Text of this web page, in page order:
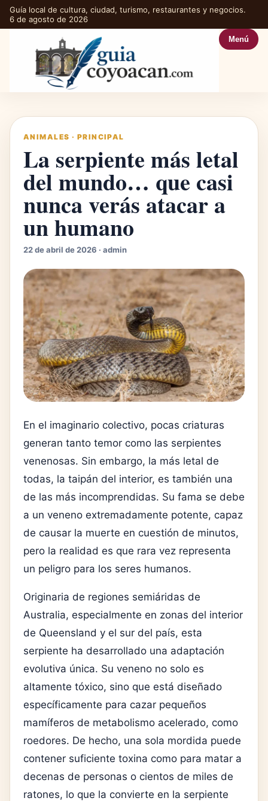
Guía local de cultura, ciudad, turismo, restaurantes y negocios.
6 de agosto de 2026
Menú
ANIMALES · PRINCIPAL
La serpiente más letal
del mundo… que casi
nunca verás atacar a
un humano
22 de abril de 2026 · admin
En el imaginario colectivo, pocas criaturas
generan tanto temor como las serpientes
venenosas. Sin embargo, la más letal de
todas, la taipán del interior, es también una
de las más incomprendidas. Su fama se debe
a un veneno extremadamente potente, capaz
de causar la muerte en cuestión de minutos,
pero la realidad es que rara vez representa
un peligro para los seres humanos.
Originaria de regiones semiáridas de
Australia, especialmente en zonas del interior
de Queensland y el sur del país, esta
serpiente ha desarrollado una adaptación
evolutiva única. Su veneno no solo es
altamente tóxico, sino que está diseñado
específicamente para cazar pequeños
mamíferos de metabolismo acelerado, como
roedores. De hecho, una sola mordida puede
contener suficiente toxina como para matar a
decenas de personas o cientos de miles de
ratones, lo que la convierte en la serpiente